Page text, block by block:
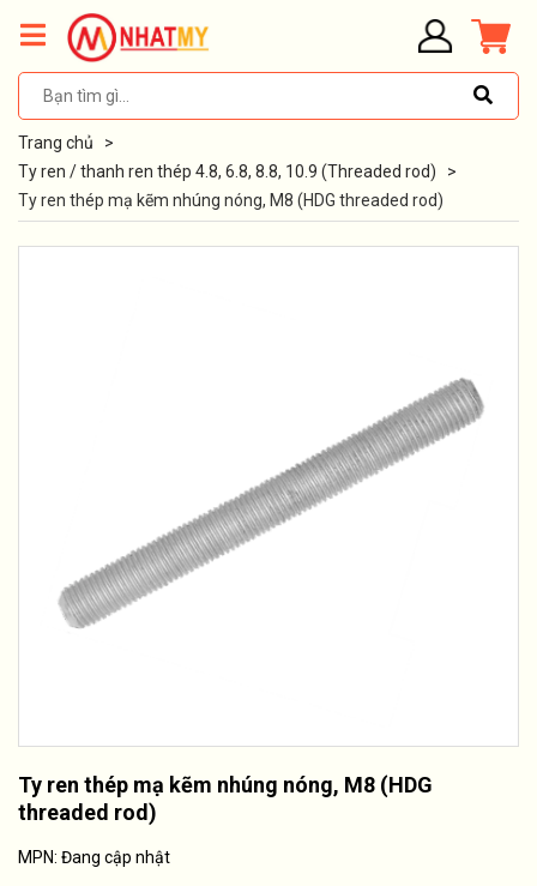
Trang chủ
>
Ty ren / thanh ren thép 4.8, 6.8, 8.8, 10.9 (Threaded rod)
>
Ty ren thép mạ kẽm nhúng nóng, M8 (HDG threaded rod)
Ty ren thép mạ kẽm nhúng nóng, M8 (HDG
threaded rod)
MPN: Đang cập nhật